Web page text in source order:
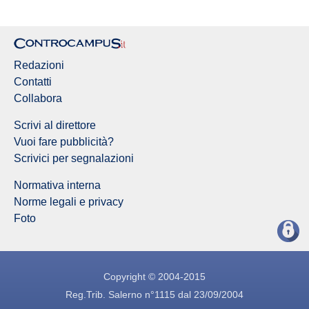
Redazioni
Contatti
Collabora
Scrivi al direttore
Vuoi fare pubblicità?
Scrivici per segnalazioni
Normativa interna
Norme legali e privacy
Foto
Copyright © 2004-2015
Reg.Trib. Salerno n°1115 dal 23/09/2004